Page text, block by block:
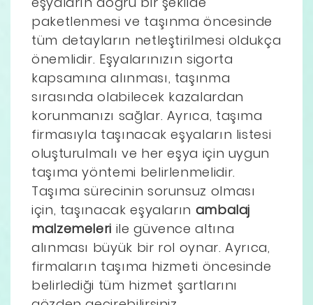
paketlenmesi ve taşınma öncesinde
tüm detayların netleştirilmesi oldukça
önemlidir. Eşyalarınızın sigorta
kapsamına alınması, taşınma
sırasında olabilecek kazalardan
korunmanızı sağlar. Ayrıca, taşıma
firmasıyla taşınacak eşyaların listesi
oluşturulmalı ve her eşya için uygun
taşıma yöntemi belirlenmelidir.
Taşıma sürecinin sorunsuz olması
için, taşınacak eşyaların ambalaj
malzemeleri ile güvence altına
alınması büyük bir rol oynar. Ayrıca,
firmaların taşıma hizmeti öncesinde
belirlediği tüm hizmet şartlarını